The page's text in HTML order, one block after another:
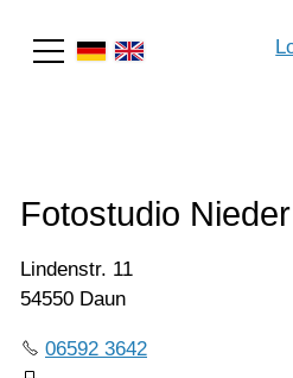
Fotostudio
Lindenstr. 11
54550 Daun
06592 3642